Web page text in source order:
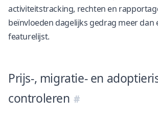
activiteitstracking, rechten en
beïnvloeden dagelijks gedrag meer dan
featurelijst.
Prijs-, migratie- en
controleren